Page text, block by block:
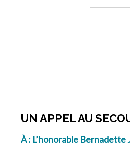
UN APPEL AU
À : L’honorable